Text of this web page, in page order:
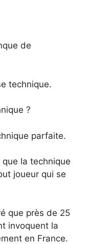
de
technique.
?
parfaite.
la technique
joueur qui se
que près de 25
invoquent la
en France.